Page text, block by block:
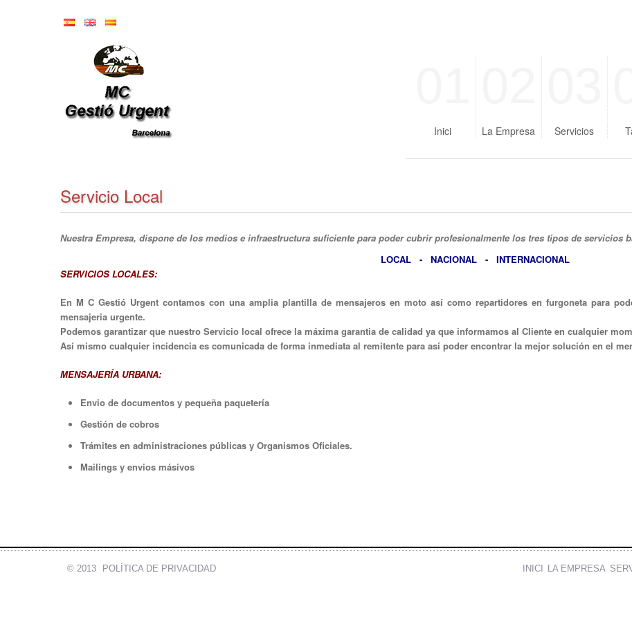
Inici La Empresa Servicios
Servicio Local
Nuestra Empresa, dispone de los medios e infraestructura suficiente para poder cubrir profesionalmente los tres tipos de servicios
LOCAL - NACIONAL - INTERNACIONAL
SERVICIOS LOCALES:
En M C Gestió Urgent contamos con una amplia plantilla de mensajeros en moto así como repartidores en furgoneta para
mensajeria urgente.
Podemos garantizar que nuestro Servicio local ofrece la máxima garantia de calidad ya que informamos al Cliente en cualquier
Así mismo cualquier incidencia es comunicada de forma inmediata al remitente para así poder encontrar la mejor solución en el
MENSAJERÍA URBANA:
Envio de documentos y pequeña paquetería
Gestión de cobros
Trámites en administraciones públicas y Organismos Oficiales.
Mailings y envios másivos
© 2013 POLÍTICA DE PRIVACIDAD INICI LA EMPRESA